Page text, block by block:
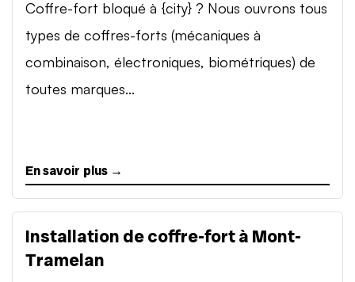
Coffre-fort bloqué à {city} ? Nous ouvrons tous
types de coffres-forts (mécaniques à
combinaison, électroniques, biométriques) de
toutes marques...
En savoir plus →
Installation de coffre-fort à Mont-
Tramelan